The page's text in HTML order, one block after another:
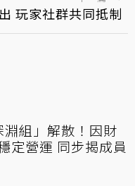
玩家社群共同抵制
淵組」解散！因財
定營運 同步揭成員